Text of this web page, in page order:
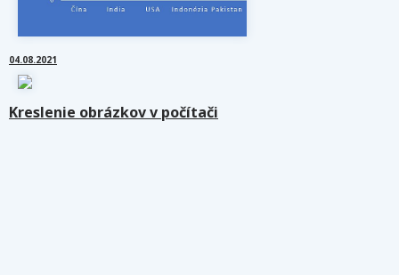
Ako spraviť graf v programe Excel
04.08.2021
Kreslenie obrázkov v počítači